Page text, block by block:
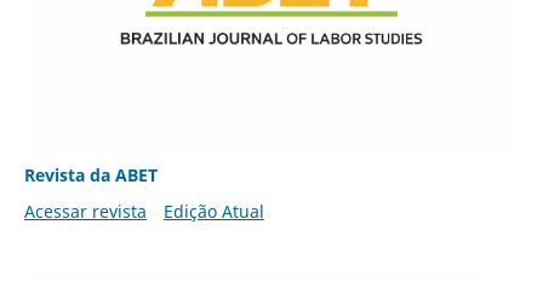
Revista da ABET
Acessar revista
Edição Atual